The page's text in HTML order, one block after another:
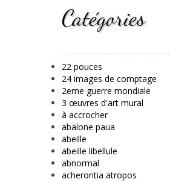
Catégories
22 pouces
24 images de comptage
2eme guerre mondiale
3 œuvres d'art mural
à accrocher
abalone paua
abeille
abeille libellule
abnormal
acherontia atropos